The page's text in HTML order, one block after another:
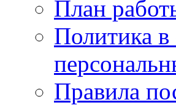
План
Политика
Правила